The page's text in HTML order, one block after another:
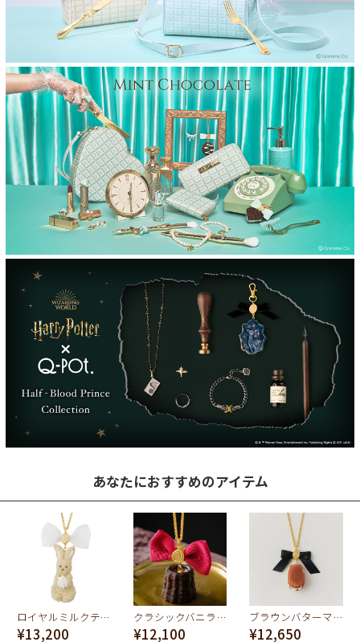
あなたにおすすめのアイテム
ロイヤルミルクティーなうさぎ クッキー ネックレス
¥13,200
クラシックバニラカヌレ ネックレス
¥12,100
ブラウンバターマドレーヌ ネックレス
¥12,650